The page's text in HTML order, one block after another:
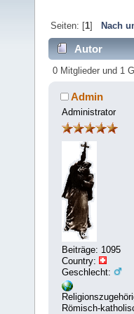
Seiten: [1] Nach
Autor
0 Mitglieder und 1
Admin
Administrator
Beiträge: 1095
Country:
Geschlecht:
Römisch-